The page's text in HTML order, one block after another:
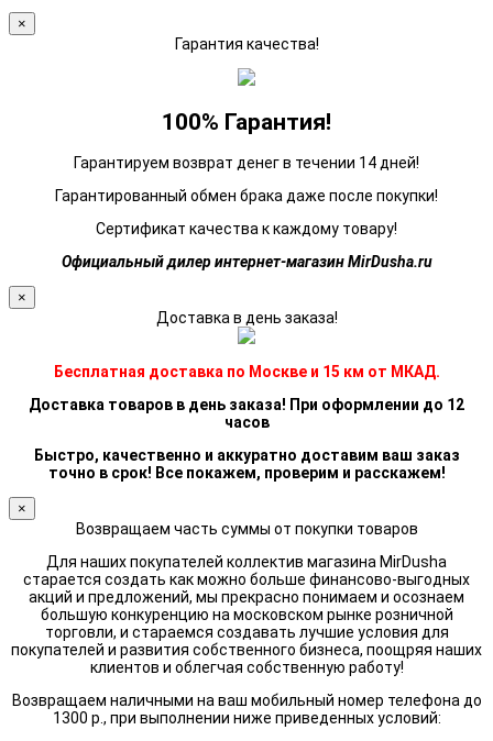
×
Гарантия качества!
100% Гарантия!
Гарантируем возврат денег в течении 14 дней!
Гарантированный обмен брака даже после покупки!
Сертификат качества к каждому товару!
Официальный дилер интернет-магазин MirDusha.ru
×
Доставка в день заказа!
Бесплатная доставка по Москве и 15 км от МКАД.
Доставка товаров в день заказа! При оформлении до 12
часов
Быстро, качественно и аккуратно доставим ваш заказ
точно в срок! Все покажем, проверим и расскажем!
×
Возвращаем часть суммы от покупки товаров
Для наших покупателей коллектив магазина MirDusha
старается создать как можно больше финансово-выгодных
акций и предложений, мы прекрасно понимаем и осознаем
большую конкуренцию на московском рынке розничной
торговли, и стараемся создавать лучшие условия для
покупателей и развития собственного бизнеса, поощряя наших
клиентов и облегчая собственную работу!
Возвращаем наличными на ваш мобильный номер телефона до
1300 р., при выполнении ниже приведенных условий: